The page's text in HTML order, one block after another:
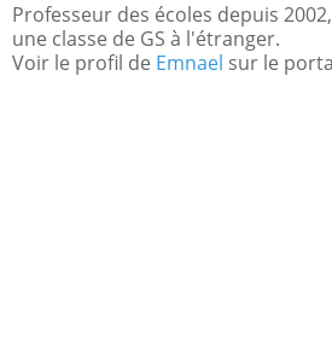
Professeur des écoles depuis
une classe de GS à l'étranger.
Voir le profil de Emnael sur le